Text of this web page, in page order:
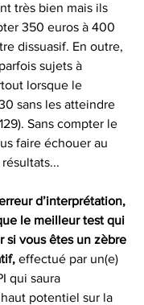
très bien mais ils
350 euros à 400
dissuasif. En outre,
sujets à
lorsque le
sans les atteindre
Sans compter le
faire échouer au
d’interprétation,
le meilleur test qui
si vous êtes un zèbre
effectué par un(e)
qui saura
potentiel sur la